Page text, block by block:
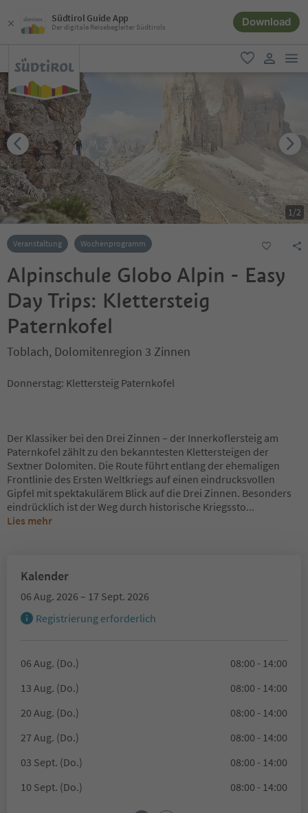
Südtirol Guide App
Der digitale Reisebegleiter Südtirols Download
favorit
user link
1/2
Veranstaltung Wochenprogramm
Alpinschule Globo Alpin - Easy
Day Trips: Klettersteig
Paternkofel
Toblach, Dolomitenregion 3 Zinnen
Donnerstag: Klettersteig Paternkofel
Der Klassiker bei den Drei Zinnen – der Innerkoflersteig am
Paternkofel zählt zu den bekanntesten Klettersteigen der
Sextner Dolomiten. Die Route führt entlang der ehemaligen
Frontlinie des Ersten Weltkriegs auf einen eindrucksvollen
Gipfel mit spektakulärem Blick auf die Drei Zinnen. Besonders
eindrücklich ist der Weg durch historische Kriegssto...
Lies mehr
Kalender
06 Aug. 2026 – 17 Sept. 2026
Registrierung erforderlich
06 Aug. (Do.)
08:00 - 14:00
13 Aug. (Do.)
08:00 - 14:00
20 Aug. (Do.)
08:00 - 14:00
27 Aug. (Do.)
08:00 - 14:00
03 Sept. (Do.)
08:00 - 14:00
10 Sept. (Do.)
08:00 - 14:00